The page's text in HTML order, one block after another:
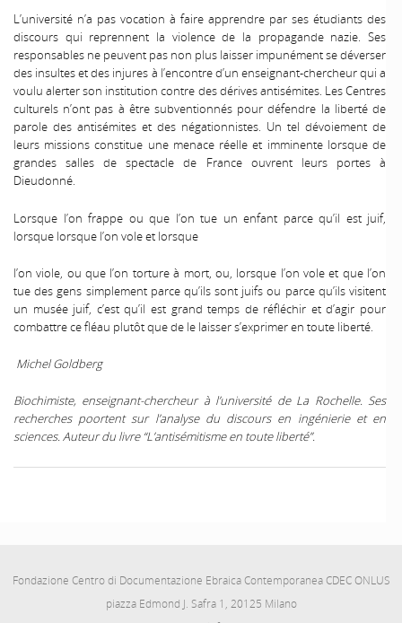
L’université n’a pas vocation à faire apprendre par ses étudiants des
discours qui reprennent la violence de la propagande nazie. Ses
responsables ne peuvent pas non plus laisser impunément se déverser
des insultes et des injures à l’encontre d’un enseignant-chercheur qui a
voulu alerter son institution contre des dérives antisémites. Les Centres
culturels n’ont pas à être subventionnés pour défendre la liberté de
parole des antisémites et des négationnistes. Un tel dévoiement de
leurs missions constitue une menace réelle et imminente lorsque de
grandes salles de spectacle de France ouvrent leurs portes à
Dieudonné.
Lorsque l’on frappe ou que l’on tue un enfant parce qu’il est juif,
lorsque lorsque l’on vole et lorsque
l’on viole, ou que l’on torture à mort, ou, lorsque l’on vole et que l’on
tue des gens simplement parce qu’ils sont juifs ou parce qu’ils visitent
un musée juif, c’est qu’il est grand temps de réfléchir et d’agir pour
combattre ce fléau plutôt que de le laisser s’exprimer en toute liberté.
Michel Goldberg
Biochimiste, enseignant-chercheur à l’université de La Rochelle. Ses
recherches poortent sur l’analyse du discours en ingénierie et en
sciences. Auteur du livre “L’antisémitisme en toute liberté”.
Fondazione Centro di Documentazione Ebraica Contemporanea CDEC ONLUS
piazza Edmond J. Safra 1, 20125 Milano